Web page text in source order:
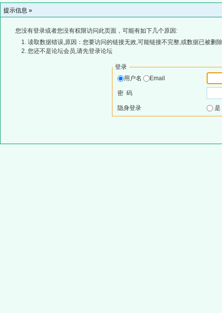
提示信息 »
您没有登录或者您没有权限访问此页面，可能有如下几个原因:
读取数据错误,原因：您要访问的链接无效,可能链接不完整,或数据已被删
您还不是论坛会员,请先登录论坛
登录
用户名
Email
密 码
隐身登录